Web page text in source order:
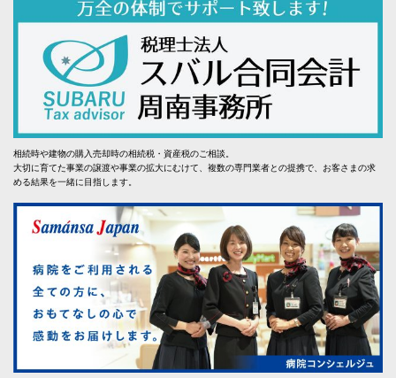
相続時や建物の購入売却時の相続税・資産税のご相談。
大切に育てた事業の譲渡や事業の拡大にむけて、複数の専門業者との提携で、お客さまの求
める結果を一緒に目指します。